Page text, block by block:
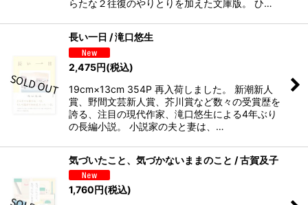
らたな２往復のやりとりを加えた文庫版。 ひ…
長い一日 / 滝口悠生
2,475円(税込)
19cm×13cm 354P 再入荷しました。 新潮新人
賞、野間文芸新人賞、芥川賞など数々の受賞歴を
誇る、注目の現代作家、滝口悠生による4年ぶり
の長編小説。 小説家の夫と妻は、…
気づいたこと、気づかないままのこと / 古賀及子
1,760円(税込)